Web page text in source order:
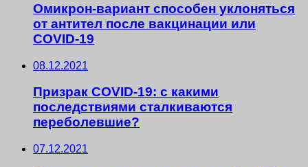
Омикрон-вариант способен уклоняться
от антител после вакцинации или
COVID-19
08.12.2021
Призрак COVID-19: с какими
последствиями сталкиваются
переболевшие?
07.12.2021